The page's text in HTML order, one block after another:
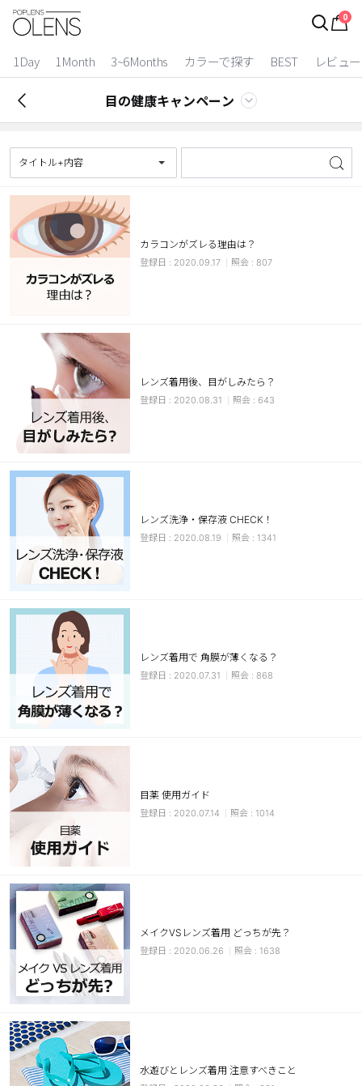
0
1Day 1Month 3~6Months カラーで探す BEST レビュー
ログイン
カラコン比較
今月限定特典
ベスト
カラコン
装着期間
1 Day
2 Weeks
1 Month
カラー
ブラウン
チョコ
グレー
ヘーゼル
ブルー
透明
ハロウィンカラコン
ケア用品
レビュー
EYEしてる
総合掲示板
カスタマーサービス
ショッピングガイド
アプリダウンロード
INSTAGRAM TWITTER
目の健康キャンペーン
タイトル+内容
カラコンがズレる理由は？
2020.09.17 807
レンズ着用後、目がしみたら？
2020.08.31 643
レンズ洗浄・保存液 CHECK！
2020.08.19 1341
レンズ着用で 角膜が薄くなる？
2020.07.31 868
目薬 使用ガイド
2020.07.14 1014
メイクVSレンズ着用 どっちが先？
2020.06.26 1638
水遊びとレンズ着用 注意すべきこと